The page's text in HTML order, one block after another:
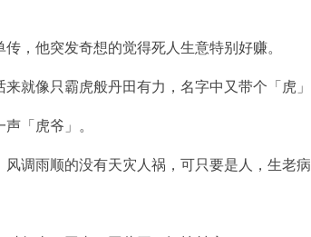
他突发奇想的觉得死人生意特别好赚。
像只霸虎般丹田有力，名字中又带个「虎」
「虎爷」。
调雨顺的没有天灾人祸，可只要是人，生老病